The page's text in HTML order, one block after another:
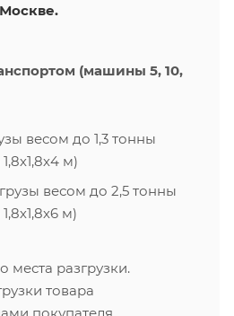
(машины 5, 10,
весом до 1,3 тонны
м)
весом до 2,5 тонны
м)
места разгрузки.
товара